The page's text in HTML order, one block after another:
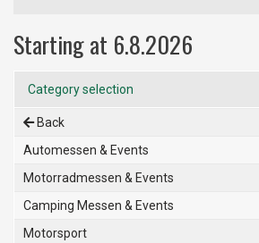
Starting at 6.8.2026
Category selection
Back
Automessen & Events
Motorradmessen & Events
Camping Messen & Events
Motorsport